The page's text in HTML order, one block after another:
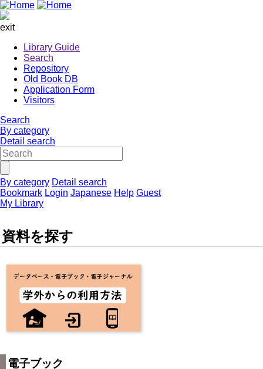
exit
Library Guide
Search
Repository
Old Book DB
Application Form
Visitors
Search
By category
Detail search
By category Detail search
Bookmark Login Japanese Help Guest
My Library
資料を探す
電子ブック